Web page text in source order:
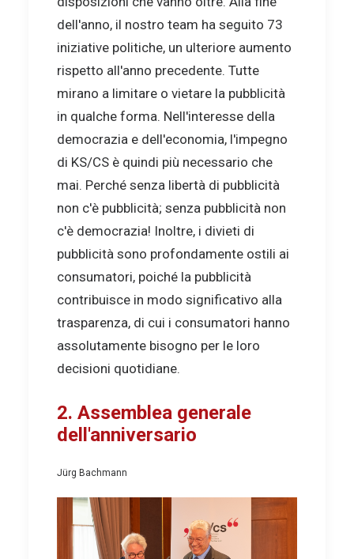
dell'anno, il nostro team ha seguito 73
iniziative politiche, un ulteriore aumento
rispetto all'anno precedente. Tutte
mirano a limitare o vietare la pubblicità
in qualche forma. Nell'interesse della
democrazia e dell'economia, l'impegno
di KS/CS è quindi più necessario che
mai. Perché senza libertà di pubblicità
non c'è pubblicità; senza pubblicità non
c'è democrazia! Inoltre, i divieti di
pubblicità sono profondamente ostili ai
consumatori, poiché la pubblicità
contribuisce in modo significativo alla
trasparenza, di cui i consumatori hanno
assolutamente bisogno per le loro
decisioni quotidiane.
2. Assemblea generale
dell'anniversario
Jürg Bachmann